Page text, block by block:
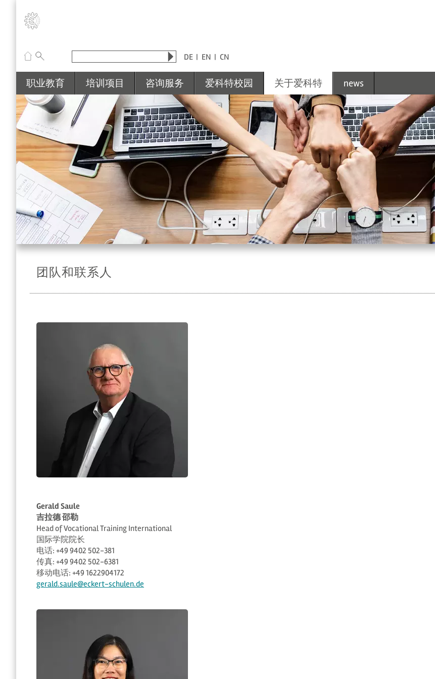
content
DE EN CN
职业教育
医学实验室分析技术员
医药技术助理
德国铁路列车驾驶员
德国职业教育预备班
培训项目
师资培训
德国工业技师
酒店餐饮旅游
工业四点零
暑期培训 夏令营
咨询服务
双元制职业教育课程引进咨询
成立学校和学校管理
职业教育质量管理
爱科特校园
如何到达
校内住宿
餐饮供应
业余时间和体育
关于爱科特
爱科特教育集团
爱科特国际学院
团队 / 联系人
法律声明
隐私政策
news
团队和联系人
Gerald Saule
吉拉德 邵勒
Head of Vocational Training International
国际学院院长
电话: +49 9402 502-381
传真: +49 9402 502-6381
移动电话: +49 1622904172
gerald.saule@eckert-schulen.de